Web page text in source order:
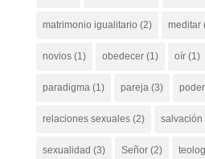
matrimonio igualitario (2) meditar
novios(1) obedecer(1) oír(1)
paradigma(1) pareja(3) poder
relaciones sexuales(2) salvación
sexualidad (3) Señor(2)